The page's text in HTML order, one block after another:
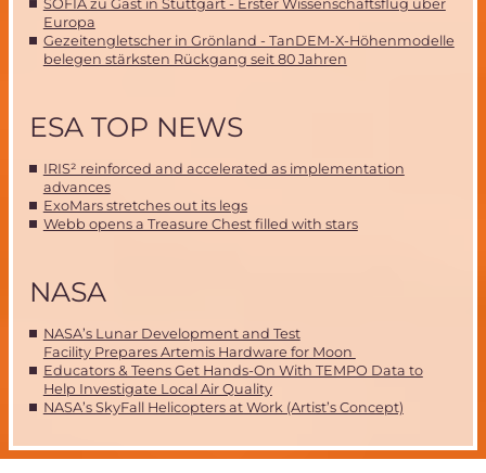
SOFIA zu Gast in Stuttgart - Erster Wissenschaftsflug über
Europa
Gezeitengletscher in Grönland - TanDEM-X-Höhenmodelle
belegen stärksten Rückgang seit 80 Jahren
ESA TOP NEWS
IRIS² reinforced and accelerated as implementation
advances
ExoMars stretches out its legs
Webb opens a Treasure Chest filled with stars
NASA
NASA’s Lunar Development and Test
Facility Prepares Artemis Hardware for Moon
Educators & Teens Get Hands-On With TEMPO Data to
Help Investigate Local Air Quality
NASA’s SkyFall Helicopters at Work (Artist’s Concept)